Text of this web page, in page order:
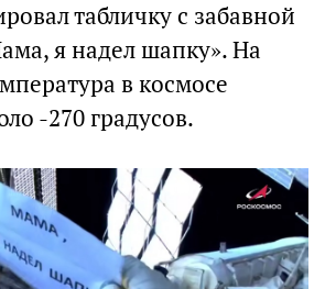
табличку с забавной
я надел шапку». На
в космосе
-270 градусов.